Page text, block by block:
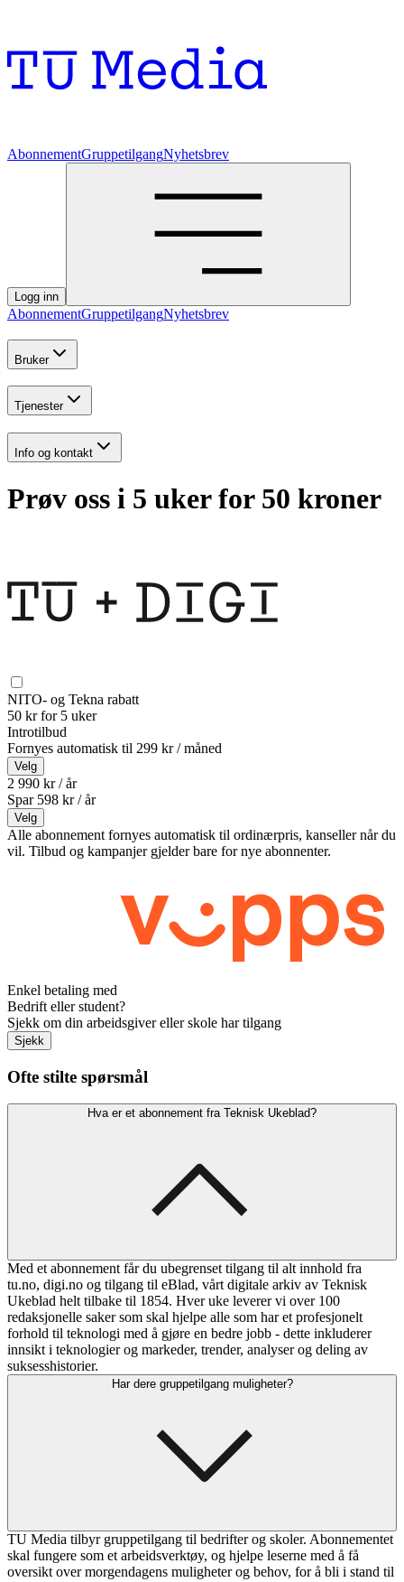
AbonnementGruppetilgangNyhetsbrev
Logg inn
AbonnementGruppetilgangNyhetsbrev
Bruker
Tjenester
Info og kontakt
Prøv oss i 5 uker for 50 kroner
NITO- og Tekna rabatt
50 kr for 5 uker
Introtilbud
Fornyes automatisk til 299 kr / måned
Velg
2 990 kr / år
Spar 598 kr /år
Velg
Alle abonnement fornyes automatisk til ordinærpris, kanseller når du
vil. Tilbud og kampanjer gjelder bare for nye abonnenter.
Enkel betaling med
Bedrift eller student?
Sjekk om din arbeidsgiver eller skole har tilgang
Sjekk
Ofte stilte spørsmål
Hva er et abonnement fra Teknisk Ukeblad?
Med et abonnement får du ubegrenset tilgang til alt innhold fra
tu.no, digi.no og tilgang til eBlad, vårt digitale arkiv av Teknisk
Ukeblad helt tilbake til 1854. Hver uke leverer vi over 100
redaksjonelle saker som skal hjelpe alle som har et profesjonelt
forhold til teknologi med å gjøre en bedre jobb - dette inkluderer
innsikt i teknologier og markeder, trender, analyser og deling av
suksesshistorier.
Har dere gruppetilgang muligheter?
TU Media tilbyr gruppetilgang til bedrifter og skoler. Abonnementet
skal fungere som et arbeidsverktøy, og hjelpe leserne med å få
oversikt over morgendagens muligheter og behov, for å bli i stand til